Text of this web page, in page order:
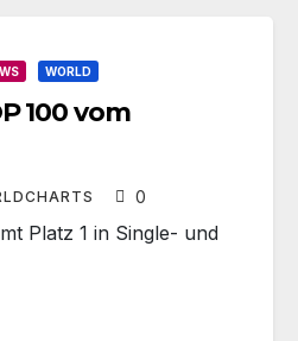
WORLD
100 vom
0
Platz 1 in Single- und